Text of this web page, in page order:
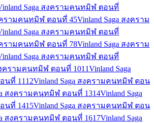
Saga สงครามคนทมิฬ ตอนที่
ครามคนทมิฬ ตอนที่ 45Vinland Saga สงคราม
Saga สงครามคนทมิฬ ตอนที่
ครามคนทมิฬ ตอนที่ 78Vinland Saga สงคราม
Saga สงครามคนทมิฬ ตอนที่
งครามคนทมิฬ ตอนที่ 1011Vinland Saga
นที่ 11 12Vinland Saga สงครามคนทมิฬ ตอน
สงครามคนทมิฬ ตอนที่ 1314Vinland Saga
นที่ 1415Vinland Saga สงครามคนทมิฬ ตอน
สงครามคนทมิฬ ตอนที่ 1617Vinland Saga